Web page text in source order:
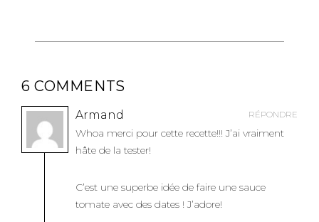
N
D
L
6 COMMENTS
Armand RÉPONDRE
Whoa merci pour cette recette!!! J’ai vraiment
hâte de la tester!
C’est une superbe idée de faire une sauce
tomate avec des dates ! J’adore!